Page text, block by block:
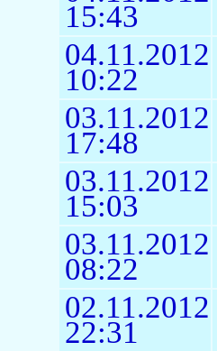
15:43
04.11.2012
10:22
03.11.2012
17:48
03.11.2012
15:03
03.11.2012
08:22
02.11.2012
22:31